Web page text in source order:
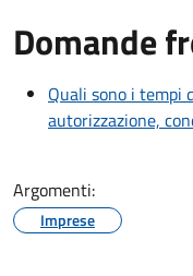
Domande
Quali sono i tempi
autorizzazione,
Argomenti:
Imprese